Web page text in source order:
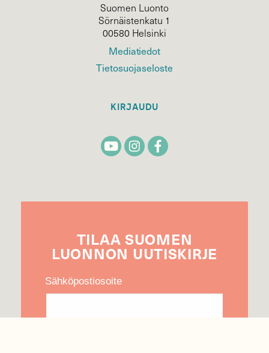
Suomen Luonto
Sörnäistenkatu 1
00580 Helsinki
Mediatiedot
Tietosuojaseloste
KIRJAUDU
TILAA SUOMEN
LUONNON UUTIS­KIRJE
Sähköpostiosoite